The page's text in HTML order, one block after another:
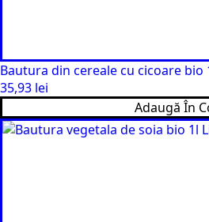
Bautura din cereale cu cicoare bio
35,93 lei
Adaugă În